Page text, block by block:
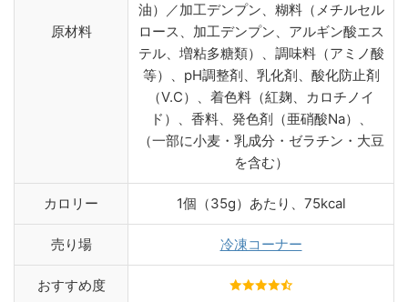
原材料
油）／加工デンプン、糊料（メチルセル
ロース、加工デンプン、アルギン酸エス
テル、増粘多糖類）、調味料（アミノ酸
等）、pH調整剤、乳化剤、酸化防止剤
（V.C）、着色料（紅麹、カロチノイ
ド）、香料、発色剤（亜硝酸Na）、
（一部に小麦・乳成分・ゼラチン・大豆
を含む）
カロリー 1個（35g）あたり、75kcal
売り場 冷凍コーナー
おすすめ度